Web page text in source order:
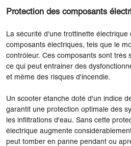
Protection des composants
La sécurité d'une trottinette
composants électriques, tels que le
contrôleur. Ces composants sont très
ce qui peut entraîner des
et même des risques d'incendie.
Un scooter étanche doté d'un indice
garantit une protection optimale des
les infiltrations d'eau. Sans cette
électrique augmente
peut tomber en panne pendant ou